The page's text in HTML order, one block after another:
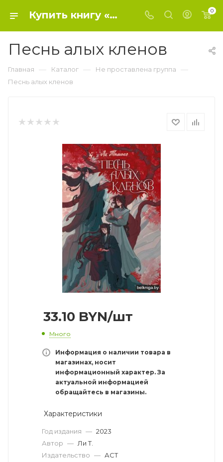
Купить книгу «Песнь алых кленов» 2023, Ли Т. - Не проставлена группа 0
Песнь алых кленов
Главная — Каталог — Не проставлена группа —
Песнь алых кленов
33.10 BYN/шт
Много
Информация о наличии товара в
магазинах, носит
информационный характер. За
актуальной информацией
обращайтесь в магазины.
Характеристики
Год издания — 2023
Автор — Ли Т.
Издательство — АСТ